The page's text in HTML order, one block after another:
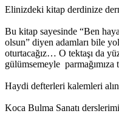
Elinizdeki kitap derdinize
Bu kitap sayesinde “Ben
olsun” diyen adamları bile
oturtacağız… O tektaşı da
gülümsemeyle parmağımıza
Haydi defterleri kalemleri
Koca Bulma Sanatı